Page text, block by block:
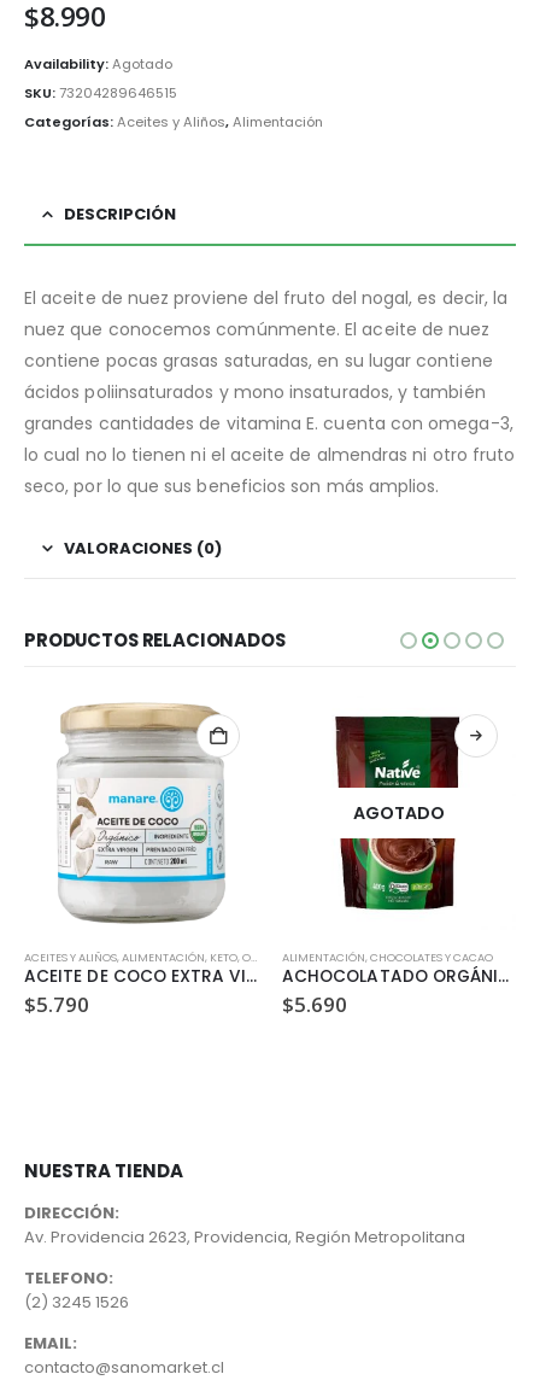
$8.990
Availability:Agotado
SKU:73204289646515
Categorías:Aceites y Aliños,Alimentación
DESCRIPCIÓN
El aceite de nuez proviene del fruto del nogal, es decir, la
nuez que conocemos comúnmente. El aceite de nuez
contiene pocas grasas saturadas, en su lugar contiene
ácidos poliinsaturados y mono insaturados, y también
grandes cantidades de vitamina E. cuenta con omega-3,
lo cual no lo tienen ni el aceite de almendras ni otro fruto
seco, por lo que sus beneficios son más amplios.
VALORACIONES (0)
PRODUCTOS RELACIONADOS
,SIN GLUTEN
ACEITES Y ALIÑOS,ALIMENTACIÓN, KETO,ORGÁNICO
ACEITE DE COCO EXTRA VIRGEN ORGANICO MANARE 200ML
$5.790
AGOTADO
ALIMENTACIÓN,CHOCOLATES Y CACAO
ACHOCOLATADO ORGÁNICO (400GR)
$5.690
NUESTRA TIENDA
DIRECCIÓN:
Av. Providencia 2623, Providencia, Región Metropolitana
TELEFONO:
(2) 3245 1526
EMAIL:
contacto@sanomarket.cl